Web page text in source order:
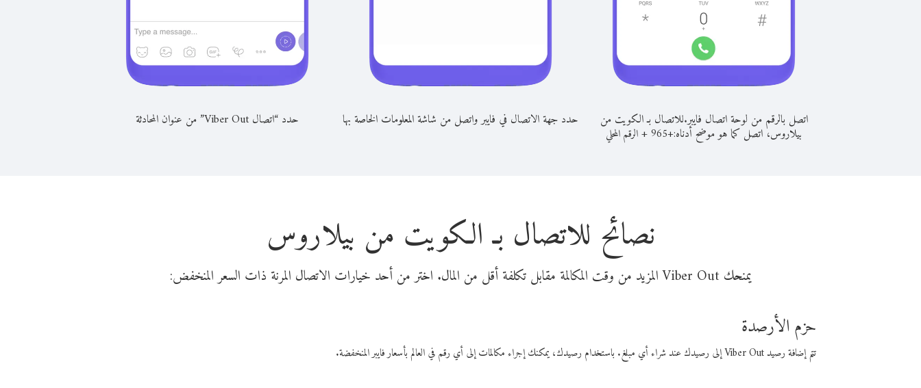
اتصل بالرقم من لوحة اتصال فايبر.للاتصال بـ الكويت من
بيلاروس، اتصل كما هو موضح أدناه:+
965
+الرقم المحلي
حدد جهة الاتصال في فايبر واتصل من شاشة المعلومات الخاصة بها حدد “اتصال Viber Out” من عنوان المحادثة
نصائح للاتصال بـ الكويت من بيلاروس
يمنحك Viber Out المزيد من وقت المكالمة مقابل تكلفة أقل من المال. اختر من أحد خيارات الاتصال المرنة ذات السعر المنخفض:
حزم الأرصدة
تتم إضافة رصيد Viber Out إلى رصيدك عند شراء أي مبلغ. باستخدام رصيدك، يمكنك إجراء مكالمات إلى أي رقم في العالم بأسعار فايبر المنخفضة.